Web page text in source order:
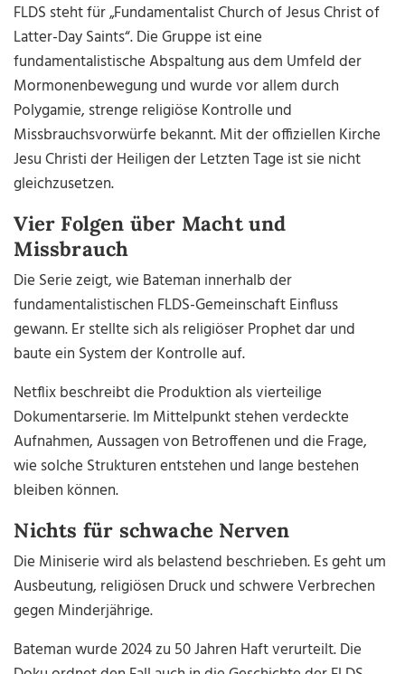
FLDS steht für „Fundamentalist Church of Jesus Christ of
Latter-Day Saints“. Die Gruppe ist eine
fundamentalistische Abspaltung aus dem Umfeld der
Mormonenbewegung und wurde vor allem durch
Polygamie, strenge religiöse Kontrolle und
Missbrauchsvorwürfe bekannt. Mit der offiziellen Kirche
Jesu Christi der Heiligen der Letzten Tage ist sie nicht
gleichzusetzen.
Vier Folgen über Macht und
Missbrauch
Die Serie zeigt, wie Bateman innerhalb der
fundamentalistischen FLDS-Gemeinschaft Einfluss
gewann. Er stellte sich als religiöser Prophet dar und
baute ein System der Kontrolle auf.
Netflix beschreibt die Produktion als vierteilige
Dokumentarserie. Im Mittelpunkt stehen verdeckte
Aufnahmen, Aussagen von Betroffenen und die Frage,
wie solche Strukturen entstehen und lange bestehen
bleiben können.
Nichts für schwache Nerven
Die Miniserie wird als belastend beschrieben. Es geht um
Ausbeutung, religiösen Druck und schwere Verbrechen
gegen Minderjährige.
Bateman wurde 2024 zu 50 Jahren Haft verurteilt. Die